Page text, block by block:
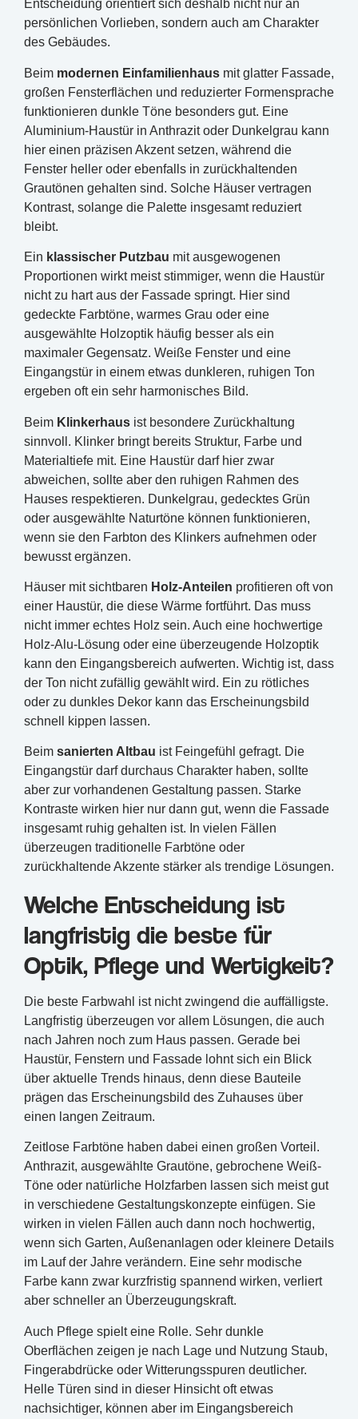
Entscheidung orientiert sich deshalb nicht nur an
persönlichen Vorlieben, sondern auch am Charakter
des Gebäudes.
Beim modernen Einfamilienhaus mit glatter Fassade,
großen Fensterflächen und reduzierter Formensprache
funktionieren dunkle Töne besonders gut. Eine
Aluminium-Haustür in Anthrazit oder Dunkelgrau kann
hier einen präzisen Akzent setzen, während die
Fenster heller oder ebenfalls in zurückhaltenden
Grautönen gehalten sind. Solche Häuser vertragen
Kontrast, solange die Palette insgesamt reduziert
bleibt.
Ein klassischer Putzbau mit ausgewogenen
Proportionen wirkt meist stimmiger, wenn die Haustür
nicht zu hart aus der Fassade springt. Hier sind
gedeckte Farbtöne, warmes Grau oder eine
ausgewählte Holzoptik häufig besser als ein
maximaler Gegensatz. Weiße Fenster und eine
Eingangstür in einem etwas dunkleren, ruhigen Ton
ergeben oft ein sehr harmonisches Bild.
Beim Klinkerhaus ist besondere Zurückhaltung
sinnvoll. Klinker bringt bereits Struktur, Farbe und
Materialtiefe mit. Eine Haustür darf hier zwar
abweichen, sollte aber den ruhigen Rahmen des
Hauses respektieren. Dunkelgrau, gedecktes Grün
oder ausgewählte Naturtöne können funktionieren,
wenn sie den Farbton des Klinkers aufnehmen oder
bewusst ergänzen.
Häuser mit sichtbaren Holz-Anteilen profitieren oft von
einer Haustür, die diese Wärme fortführt. Das muss
nicht immer echtes Holz sein. Auch eine hochwertige
Holz-Alu-Lösung oder eine überzeugende Holzoptik
kann den Eingangsbereich aufwerten. Wichtig ist, dass
der Ton nicht zufällig gewählt wird. Ein zu rötliches
oder zu dunkles Dekor kann das Erscheinungsbild
schnell kippen lassen.
Beim sanierten Altbau ist Feingefühl gefragt. Die
Eingangstür darf durchaus Charakter haben, sollte
aber zur vorhandenen Gestaltung passen. Starke
Kontraste wirken hier nur dann gut, wenn die Fassade
insgesamt ruhig gehalten ist. In vielen Fällen
überzeugen traditionelle Farbtöne oder
zurückhaltende Akzente stärker als trendige Lösungen.
Welche Entscheidung ist
langfristig die beste für
Optik, Pflege und Wertigkeit?
Die beste Farbwahl ist nicht zwingend die auffälligste.
Langfristig überzeugen vor allem Lösungen, die auch
nach Jahren noch zum Haus passen. Gerade bei
Haustür, Fenstern und Fassade lohnt sich ein Blick
über aktuelle Trends hinaus, denn diese Bauteile
prägen das Erscheinungsbild des Zuhauses über
einen langen Zeitraum.
Zeitlose Farbtöne haben dabei einen großen Vorteil.
Anthrazit, ausgewählte Grautöne, gebrochene Weiß-
Töne oder natürliche Holzfarben lassen sich meist gut
in verschiedene Gestaltungskonzepte einfügen. Sie
wirken in vielen Fällen auch dann noch hochwertig,
wenn sich Garten, Außenanlagen oder kleinere Details
im Lauf der Jahre verändern. Eine sehr modische
Farbe kann zwar kurzfristig spannend wirken, verliert
aber schneller an Überzeugungskraft.
Auch Pflege spielt eine Rolle. Sehr dunkle
Oberflächen zeigen je nach Lage und Nutzung Staub,
Fingerabdrücke oder Witterungsspuren deutlicher.
Helle Türen sind in dieser Hinsicht oft etwas
nachsichtiger, können aber im Eingangsbereich